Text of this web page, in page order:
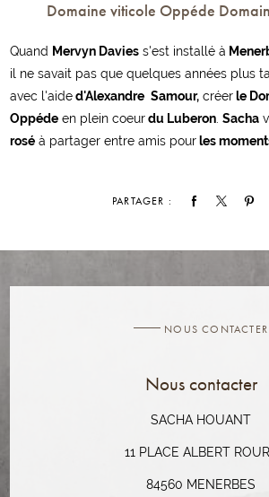
Domaine viticole Oppéde
Quand Mervyn Davies s'est installé à
il ne savait pas que quelques années plus
avec l'aided'Alexandre Samour, créerle
Oppéde en plein coeurdu Luberon.Sacha
rosé à partager entre amis pourles
PARTAGER :
NOUS CONTACTER
Nous contacter
SACHA HOUANT
11 PLACE ALBERT
84560 MENERBES